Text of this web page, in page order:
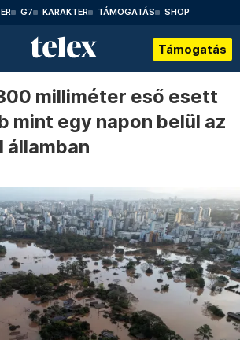
G7 KARAKTER TÁMOGATÁS SHOP
Támogatás
milliméter eső esett
mint egy napon belül az
államban